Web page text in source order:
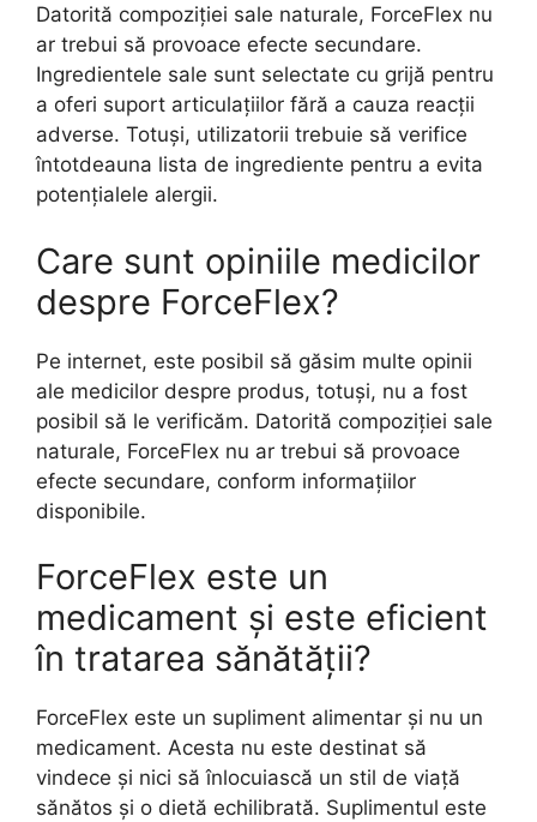
Datorită compoziției sale naturale, ForceFlex nu
ar trebui să provoace efecte secundare.
Ingredientele sale sunt selectate cu grijă pentru
a oferi suport articulațiilor fără a cauza reacții
adverse. Totuși, utilizatorii trebuie să verifice
întotdeauna lista de ingrediente pentru a evita
potențialele alergii.
Care sunt opiniile medicilor
despre ForceFlex?
Pe internet, este posibil să găsim multe opinii
ale medicilor despre produs, totuși, nu a fost
posibil să le verificăm. Datorită compoziției sale
naturale, ForceFlex nu ar trebui să provoace
efecte secundare, conform informațiilor
disponibile.
ForceFlex este un
medicament și este eficient
în tratarea sănătății?
ForceFlex este un supliment alimentar și nu un
medicament. Acesta nu este destinat să
vindece și nici să înlocuiască un stil de viață
sănătos și o dietă echilibrată. Suplimentul este